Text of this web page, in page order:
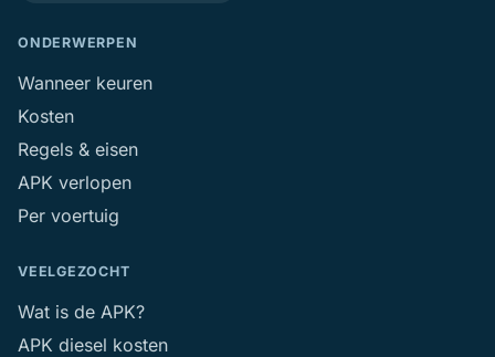
Franeker
Hoogezand
Leek
Lemmer
Lisse
ONDERWERPEN
Wanneer keuren
Kosten
Regels & eisen
APK verlopen
Per voertuig
VEELGEZOCHT
Wat is de APK?
APK diesel kosten